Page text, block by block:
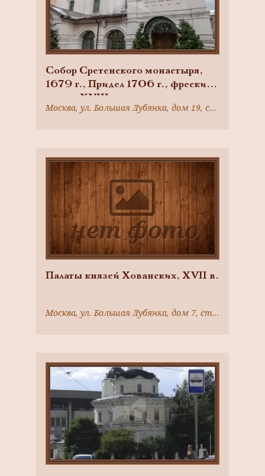
Собор Сретенского монастыря,
1679 г., Придел 1706 г., фрески
начала XVIII в.
Москва, ул. Большая Лубянка, дом 19, строение 1
Палаты князей Хованских, XVII в.
Москва, ул. Большая Лубянка, дом 7, строение 3